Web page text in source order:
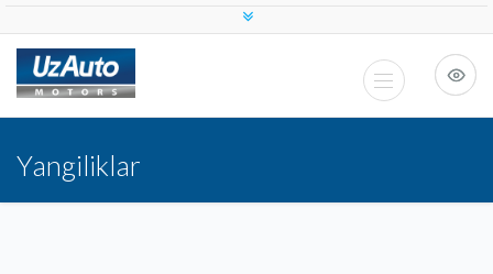
Yangiliklar